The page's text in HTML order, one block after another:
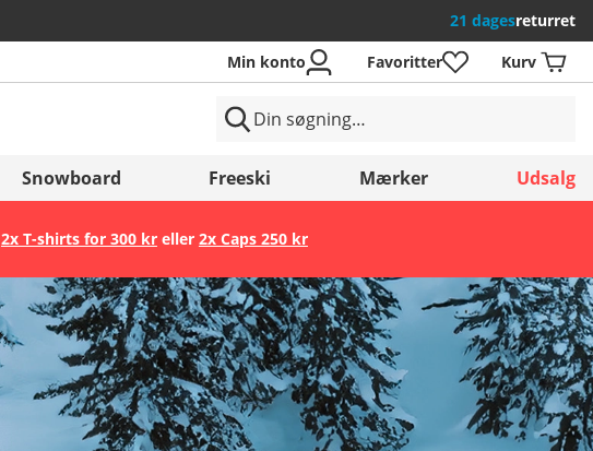
21 dagesreturret
Gem
Min konto Favoritter Kurv
Snowboard Freeski Mærker Udsalg
2x T-shirts for 300 kreller 2x Caps 250 kr